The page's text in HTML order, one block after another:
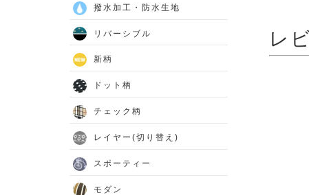
レ
撥水加工・防水生地
リバーシブル
新柄
ドット柄
チェック柄
レイヤー(切り替え)
スポーティー
モダン